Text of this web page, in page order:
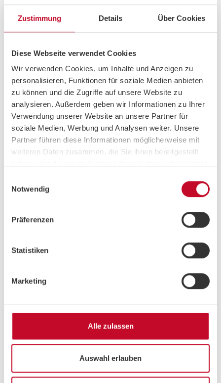
Zustimmung Details Über Cookies
Diese Webseite verwendet Cookies
Wir verwenden Cookies, um Inhalte und Anzeigen zu
personalisieren, Funktionen für soziale Medien anbieten
zu können und die Zugriffe auf unsere Website zu
analysieren. Außerdem geben wir Informationen zu Ihrer
Verwendung unserer Website an unsere Partner für
soziale Medien, Werbung und Analysen weiter. Unsere
Partner führen diese Informationen möglicherweise mit
weiteren Daten zusammen, die Sie ihnen bereitgestellt
Notwendig
Präferenzen
Statistiken
Marketing
Alle zulassen
Auswahl erlauben
COURSE TYPE
Strength
MUSIC STYLE
Elektro & House
Autark 10
By HAMMER
VIEW PRODUCT